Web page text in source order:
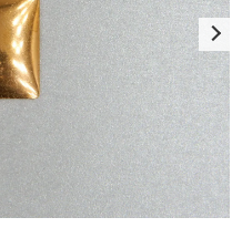
続ける
する
板
ローチ台
ツ】 銅板
】 アルミ板
ツ】 アミ